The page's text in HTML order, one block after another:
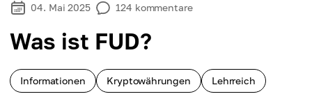
04. Mai 2025 124 kommentare
Was ist FUD?
Informationen Kryptowährungen Lehrreich